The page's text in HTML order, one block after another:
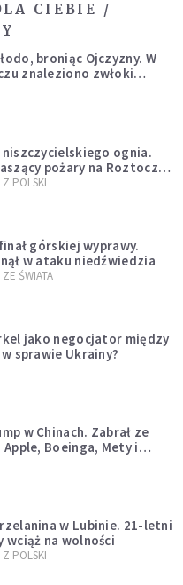
CIEBIE /
broniąc Ojczyzny. W
znaleziono zwłoki
czasów potopu
niszczycielskiego ognia.
pożary na Roztoczu
niezwykłe zdjęcie
POLSKI
górskiej wyprawy.
w ataku niedźwiedzia
ŚWIATA
jako negocjator między
w sprawie Ukrainy?
w Chinach. Zabrał ze
Boeinga, Mety i
w Lubinie. 21-letni
wciąż na wolności
POLSKI